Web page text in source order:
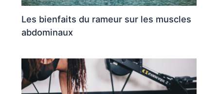
Les bienfaits du rameur sur les muscles
abdominaux